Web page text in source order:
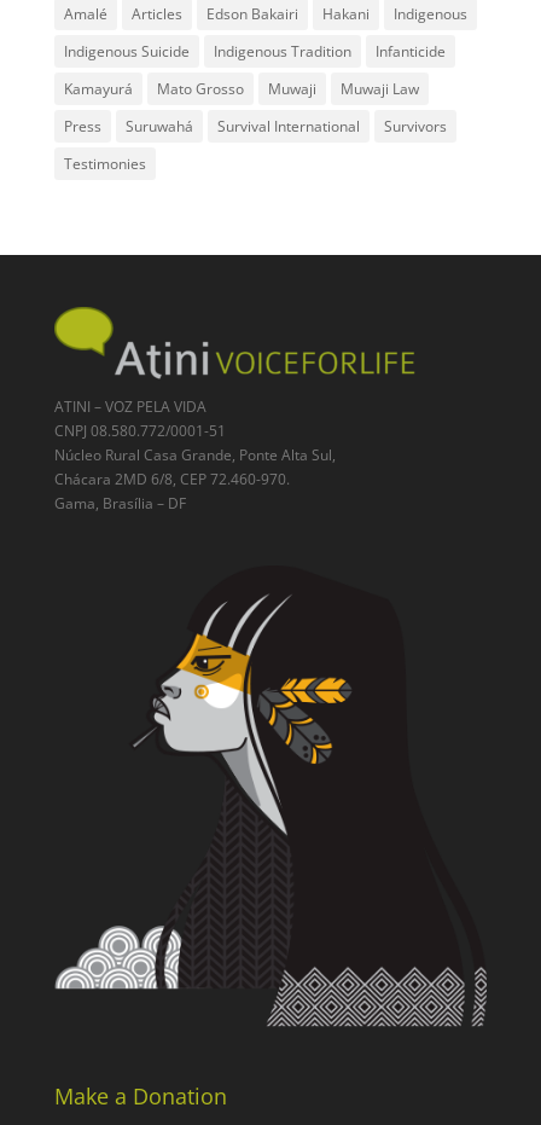
Amalé Articles Edson Bakairi Hakani
Indigenous
Indigenous Suicide
Indigenous Tradition
Infanticide
Kamayurá
Mato Grosso Muwaji
Muwaji Law
Press
Suruwahá Survival International
Survivors
Testimonies
ATINI – VOZ PELA VIDA
CNPJ 08.580.772/0001-51
Núcleo Rural Casa Grande, Ponte Alta Sul,
Chácara 2MD 6/8, CEP 72.460-970.
Gama, Brasília – DF
Make a Donation